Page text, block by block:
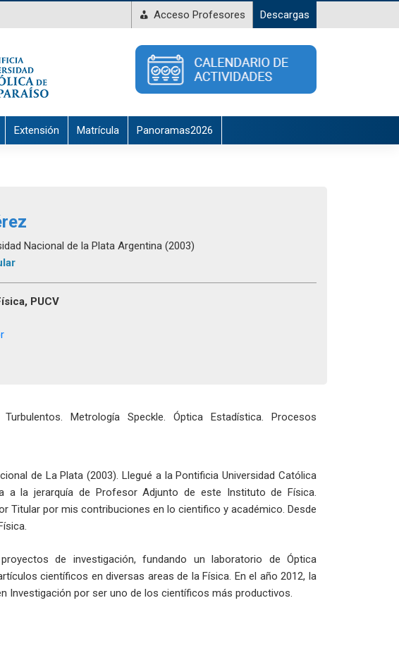
Acceso Profesores Descargas
Extensión Matrícula Panoramas2026
Nacional de la Plata Argentina (2003)
PUCV
Metrología Speckle. Óptica Estadística. Procesos
de La Plata (2003). Llegué a la Pontificia Universidad Católica
a la jerarquía de Profesor Adjunto de este Instituto de Física.
Titular por mis contribuciones en lo cientifico y académico. Desde
de investigación, fundando un laboratorio de Óptica
científicos en diversas areas de la Física. En el año 2012, la
Investigación por ser uno de los científicos más productivos.